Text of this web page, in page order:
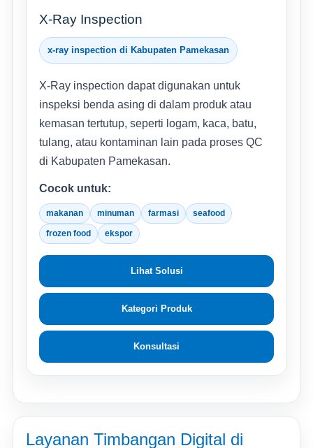
X-Ray Inspection
x-ray inspection di Kabupaten Pamekasan
X-Ray inspection dapat digunakan untuk
inspeksi benda asing di dalam produk atau
kemasan tertutup, seperti logam, kaca, batu,
tulang, atau kontaminan lain pada proses QC
di Kabupaten Pamekasan.
Cocok untuk:
makanan minuman farmasi seafood
frozen food ekspor
Lihat Solusi
Kategori Produk
Konsultasi
Layanan Timbangan Digital di